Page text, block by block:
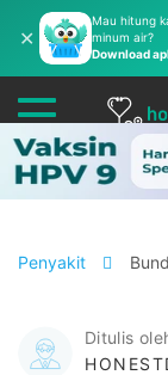
✕
Mau hitung
minum air?
Download
Penyakit
Ditulis